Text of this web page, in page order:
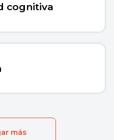
cognitiva
más